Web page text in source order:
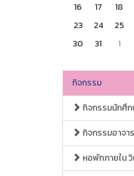
16
17 18
23
24 25
30
31 1
กิจกรรม
กิจกรรมนักศึก
กิจกรรมอาจา
หอพักภายใน